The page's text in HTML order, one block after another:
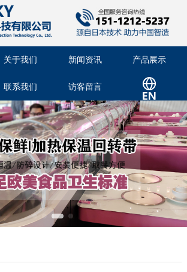
关于我们 新闻资讯 产品展示
联系我们 访客留言